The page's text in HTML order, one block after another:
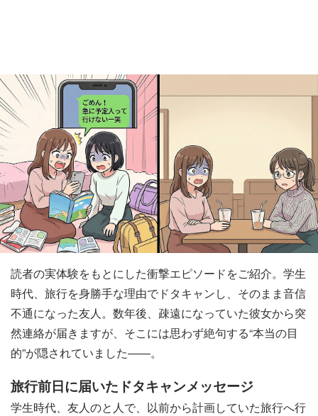
読者の実体験をもとにした衝撃エピソードをご紹介。学生
時代、旅行を身勝手な理由でドタキャンし、そのまま音信
不通になった友人。数年後、疎遠になっていた彼女から突
然連絡が届きますが、そこには思わず絶句する“本当の目
的”が隠されていました――。
旅行前日に届いたドタキャンメッセージ
学生時代、友人のと人で、以前から計画していた旅行へ行